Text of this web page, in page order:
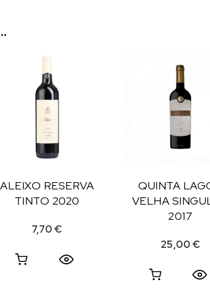
ALEIXO RESERVA
TINTO 2020
7,70€
QUINTA
VELHA
2017
25,00€